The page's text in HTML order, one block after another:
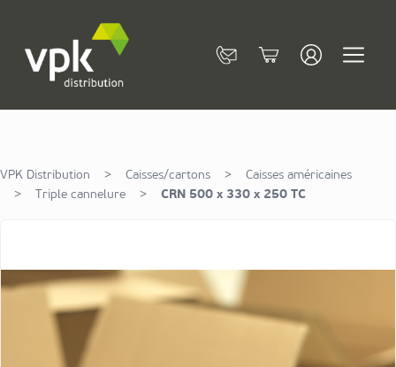
ContactCart
VPK Distribution > Caisses/cartons >
Caisses américaines
>
Triple cannelure > CRN 500 x 330 x 250 TC